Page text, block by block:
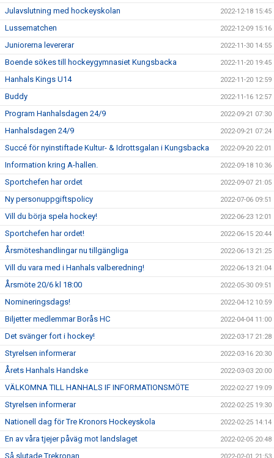
Julavslutning med hockeyskolan 2022-12-18 15:45
Lussematchen 2022-12-09 15:16
Juniorerna levererar 2022-11-30 14:55
Boende sökes till hockeygymnasiet Kungsbacka 2022-11-20 19:45
Hanhals Kings U14 2022-11-20 12:59
Buddy 2022-11-16 12:57
Program Hanhalsdagen 24/9 2022-09-21 07:30
Hanhalsdagen 24/9 2022-09-21 07:24
Succé för nyinstiftade Kultur- & Idrottsgalan i Kungsbacka 2022-09-20 22:01
Information kring A-hallen. 2022-09-18 10:36
Sportchefen har ordet 2022-09-07 21:05
Ny personuppgiftspolicy 2022-07-06 09:51
Vill du börja spela hockey! 2022-06-23 12:01
Sportchefen har ordet! 2022-06-15 20:44
Årsmöteshandlingar nu tillgängliga 2022-06-13 21:25
Vill du vara med i Hanhals valberedning! 2022-06-13 21:04
Årsmöte 20/6 kl 18:00 2022-05-30 09:51
Nomineringsdags! 2022-04-12 10:59
Biljetter medlemmar Borås HC 2022-04-04 11:00
Det svänger fort i hockey! 2022-03-17 21:28
Styrelsen informerar 2022-03-16 20:30
Årets Hanhals Handske 2022-03-03 20:00
VÄLKOMNA TILL HANHALS IF INFORMATIONSMÖTE 2022-02-27 19:09
Styrelsen informerar 2022-02-25 19:30
Nationell dag för Tre Kronors Hockeyskola 2022-02-25 14:14
En av våra tjejer påväg mot landslaget 2022-02-05 20:48
Så slutade Trekronan